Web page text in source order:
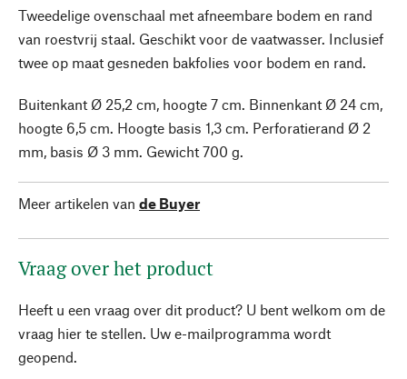
Tweedelige ovenschaal met afneembare bodem en rand
van roestvrij staal. Geschikt voor de vaatwasser. Inclusief
twee op maat gesneden bakfolies voor bodem en rand.
Buitenkant Ø 25,2 cm, hoogte 7 cm. Binnenkant Ø 24 cm,
hoogte 6,5 cm. Hoogte basis 1,3 cm. Perforatierand Ø 2
mm, basis Ø 3 mm. Gewicht 700 g.
Meer artikelen van de Buyer
Vraag over het product
Heeft u een vraag over dit product? U bent welkom om de
vraag hier te stellen. Uw e-mailprogramma wordt
geopend.